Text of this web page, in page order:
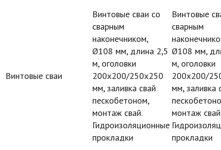
Винтовые сваи
Винтовые сваи со
сварным
наконечником,
Ø108 мм, длина 2,5
м, оголовки
200х200/250х250
мм, заливка свай
пескобетоном,
монтаж свай.
Гидроизоляционные
прокладки
Винтовые
сварным
Ø108 мм,
м, оголовки
200х200/
мм, заливка
монтаж свай.
прокладки